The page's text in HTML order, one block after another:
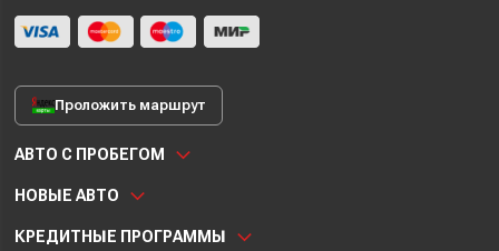
Проложить маршрут
АВТО С ПРОБЕГОМ
НОВЫЕ АВТО
КРЕДИТНЫЕ ПРОГРАММЫ